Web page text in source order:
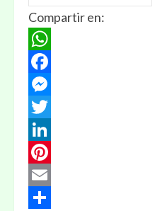
Compartir en:
WhatsApp
Facebook
Messenger
Twitter
LinkedIn
Pinterest
Email